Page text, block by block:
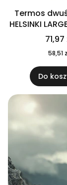
Termos
HELSINKI
04
71,97
58,51
Do